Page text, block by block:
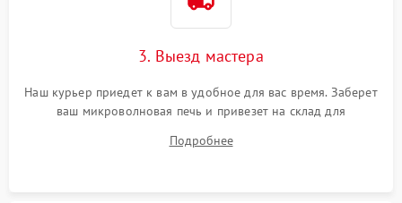
3. Выезд мастера
Наш курьер приедет к вам в удобное для вас время. Заберет
ваш микроволновая печь и привезет на склад для
Подробнее